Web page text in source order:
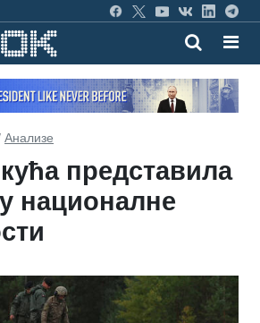
Анализе
представила
националне